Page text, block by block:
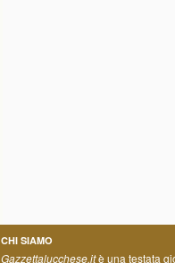
CHI SIAMO
Gazzettalucchese.itè una testata